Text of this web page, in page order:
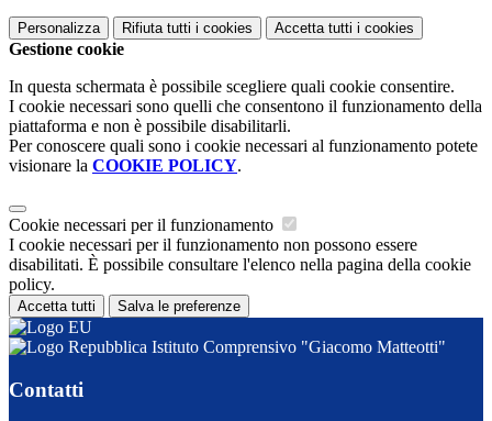
Personalizza Rifiuta tutti i cookies Accetta tutti i cookies
Gestione cookie
In questa schermata è possibile scegliere quali cookie consentire.
I cookie necessari sono quelli che consentono il funzionamento della
piattaforma e non è possibile disabilitarli.
Per conoscere quali sono i cookie necessari al funzionamento potete
visionare la COOKIE POLICY.
Cookie necessari per il funzionamento
I cookie necessari per il funzionamento non possono essere
disabilitati. È possibile consultare l'elenco nella pagina della cookie
policy.
Accetta tutti Salva le preferenze
Istituto Comprensivo "Giacomo Matteotti"
Contatti